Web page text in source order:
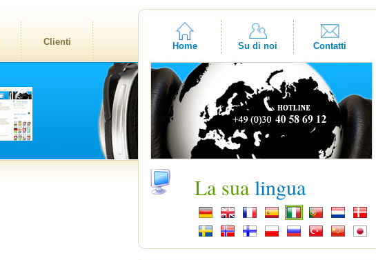
Clienti Home Su di noi Contatti
La sualingua